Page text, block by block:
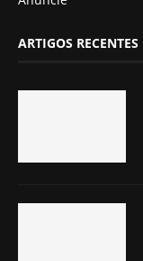
ARTIGOS RECENTES